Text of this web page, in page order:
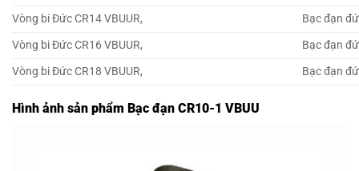
Vòng bi Đức CR14 VBUUR,
Bạc đạn
Vòng bi Đức CR16 VBUUR,
Bạc đạn
Vòng bi Đức CR18 VBUUR,
Bạc đạn
Hình ảnh sản phẩm Bạc đạn CR10-1 VBUU